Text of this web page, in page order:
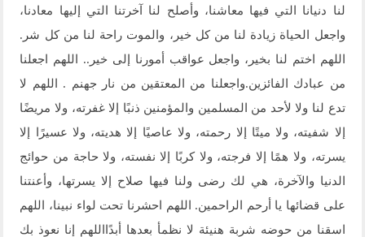
لنا دنيانا التي فيها معاشنا، وأصلح لنا آخرتنا التي إليها معادنا،
واجعل الحياة زيادة لنا من كل خير، والموت راحة لنا من كل شر.
اللهم اختم لنا بخير، واجعل عواقب أمورنا إلى خير.. اللهم اجعلنا
من عبادك الفائزين.واجعلنا من المعتقين من نار جهنم . اللهم لا
تدع لنا ولا لأحد من المسلمين والمؤمنين ذنبًا إلا غفرته، ولا مريضًا
إلا شفيته، ولا ميتًا إلا رحمته، ولا عاصيًا إلا هديته، ولا عسيرًا إلا
يسرته، ولا همًا إلا فرجته، ولا كربًا إلا نفسته، ولا حاجة من حوائج
الدنيا والآخرة، هي لك رضى ولنا فيها صلاح إلا يسرتها، وأعنتنا
على قضائها يا أرحم الراحمين. اللهم احشرنا تحت لواء نبينا، اللهم
اسقنا من حوضه شربة هنيئة لا نظمأ بعدها أبدًااللهم إنا نعوذ بك